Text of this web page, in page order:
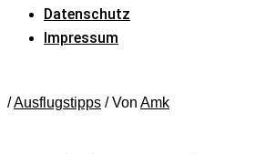
Datenschutz
Impressum
/Ausflugstipps / Von Amk